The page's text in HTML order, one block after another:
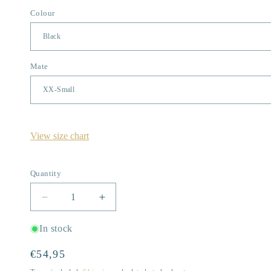
Colour
Mate
View size chart
Quantity
Quantity
Decrease
quantity
for
For
Increase
quantity
In stock
Regular
€54,95